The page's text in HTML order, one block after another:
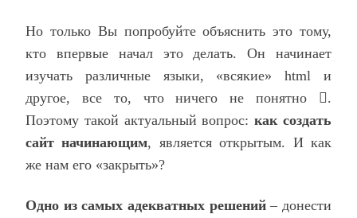
Но только Вы попробуйте объяснить это тому,
кто впервые начал это делать. Он начинает
изучать различные языки, «всякие»html и
другое, все то, что ничего не понятно .
Поэтому такой актуальный вопрос:как создать
сайт начинающим, является открытым. И как
же нам его «закрыть»?
Одно из самых адекватных решений– донести